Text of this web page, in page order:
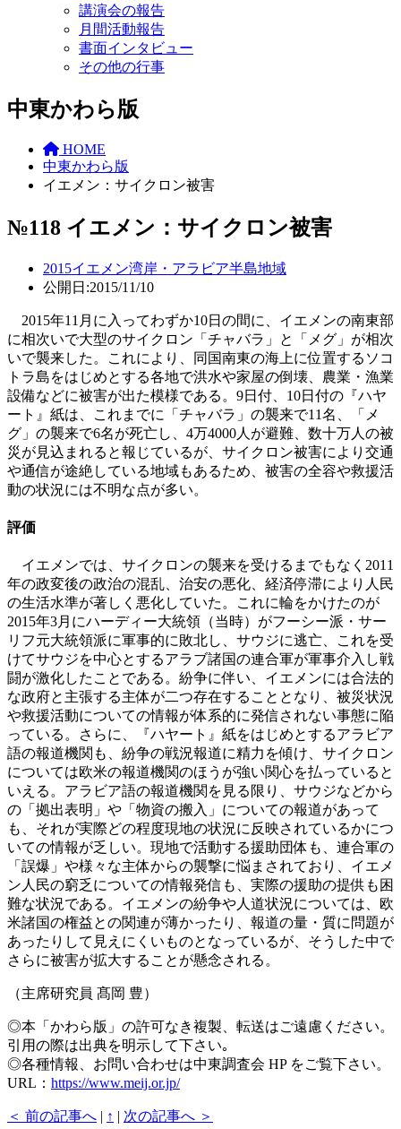
講演会の報告
月間活動報告
書面インタビュー
その他の行事
中東かわら版
HOME
中東かわら版
イエメン：サイクロン被害
№118 イエメン：サイクロン被害
2015イエメン湾岸・アラビア半島地域
公開日:2015/11/10
2015年11月に入ってわずか10日の間に、イエメンの南東部
に相次いで大型のサイクロン「チャバラ」と「メグ」が相次
いで襲来した。これにより、同国南東の海上に位置するソコ
トラ島をはじめとする各地で洪水や家屋の倒壊、農業・漁業
設備などに被害が出た模様である。9日付、10日付の『ハヤ
ート』紙は、これまでに「チャバラ」の襲来で11名、「メ
グ」の襲来で6名が死亡し、4万4000人が避難、数十万人の被
災が見込まれると報じているが、サイクロン被害により交通
や通信が途絶している地域もあるため、被害の全容や救援活
動の状況には不明な点が多い。
評価
イエメンでは、サイクロンの襲来を受けるまでもなく2011
年の政変後の政治の混乱、治安の悪化、経済停滞により人民
の生活水準が著しく悪化していた。これに輪をかけたのが
2015年3月にハーディー大統領（当時）がフーシー派・サー
リフ元大統領派に軍事的に敗北し、サウジに逃亡、これを受
けてサウジを中心とするアラブ諸国の連合軍が軍事介入し戦
闘が激化したことである。紛争に伴い、イエメンには合法的
な政府と主張する主体が二つ存在することとなり、被災状況
や救援活動についての情報が体系的に発信されない事態に陥
っている。さらに、『ハヤート』紙をはじめとするアラビア
語の報道機関も、紛争の戦況報道に精力を傾け、サイクロン
については欧米の報道機関のほうが強い関心を払っていると
いえる。アラビア語の報道機関を見る限り、サウジなどから
の「拠出表明」や「物資の搬入」についての報道があって
も、それが実際どの程度現地の状況に反映されているかにつ
いての情報が乏しい。現地で活動する援助団体も、連合軍の
「誤爆」や様々な主体からの襲撃に悩まされており、イエメ
ン人民の窮乏についての情報発信も、実際の援助の提供も困
難な状況である。イエメンの紛争や人道状況については、欧
米諸国の権益との関連が薄かったり、報道の量・質に問題が
あったりして見えにくいものとなっているが、そうした中で
さらに被害が拡大することが懸念される。
（主席研究員 髙岡 豊）
◎本「かわら版」の許可なき複製、転送はご遠慮ください。
引用の際は出典を明示して下さい｡
◎各種情報、お問い合わせは中東調査会 HP をご覧下さい。
URL： https://www.meij.or.jp/
＜ 前の記事へ | ↑ | 次の記事へ ＞